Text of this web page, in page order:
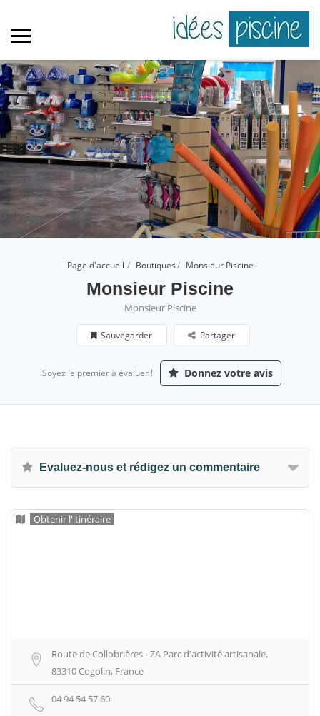
Page d'accueil Boutiques Monsieur Piscine
Monsieur Piscine
Monsieur Piscine
Sauvegarder Partager
Soyez le premier à évaluer ! Donnez votre avis
Evaluez-nous et rédigez un commentaire
Obtenir l'itinéraire
Route de Collobrières - ZA Parc d'activité artisanale,
83310 Cogolin, France
04 94 54 57 60